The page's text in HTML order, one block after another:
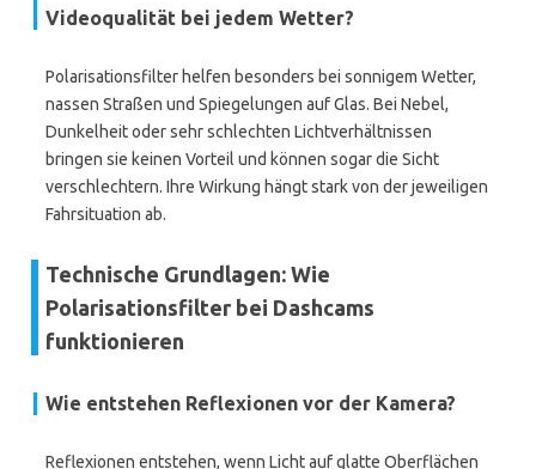
Videoqualität bei jedem Wetter?
Polarisationsfilter helfen besonders bei sonnigem Wetter,
nassen Straßen und Spiegelungen auf Glas. Bei Nebel,
Dunkelheit oder sehr schlechten Lichtverhältnissen
bringen sie keinen Vorteil und können sogar die Sicht
verschlechtern. Ihre Wirkung hängt stark von der jeweiligen
Fahrsituation ab.
Technische Grundlagen: Wie
Polarisationsfilter bei Dashcams
funktionieren
Wie entstehen Reflexionen vor der Kamera?
Reflexionen entstehen, wenn Licht auf glatte Oberflächen